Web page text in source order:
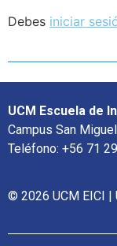
Debes iniciar
UCM Escuela de
Campus San
Teléfono: +56 71
© 2026 UCM EICI |